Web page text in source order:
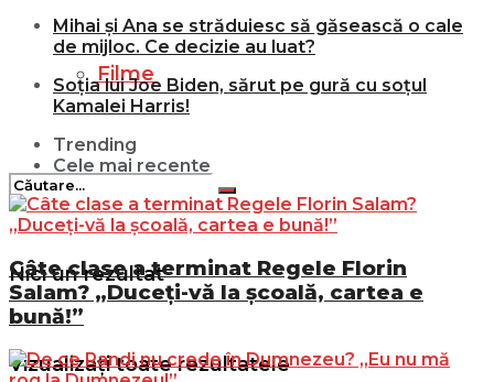
Filme
Nici un rezultat
Vizualizați toate rezultatele
Mihai și Ana se străduiesc să găsească o cale
de mijloc. Ce decizie au luat?
Soția lui Joe Biden, sărut pe gură cu soțul
Kamalei Harris!
Trending
Cele mai recente
Câte clase a terminat Regele Florin
Salam? „Duceți-vă la școală, cartea e
bună!”